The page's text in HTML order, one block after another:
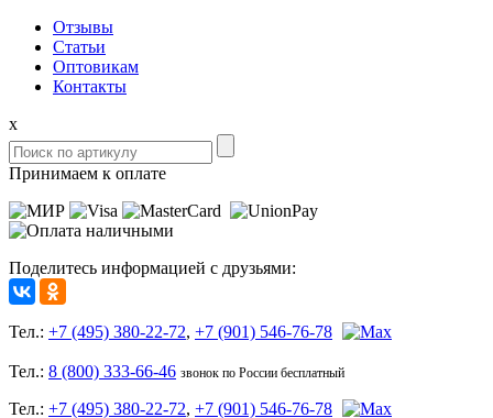
Отзывы
Статьи
Оптовикам
Контакты
x
Принимаем к оплате
Поделитесь информацией с друзьями:
Тел.: +7 (495) 380-22-72, +7 (901) 546-76-78
Тел.: 8 (800) 333-66-46 звонок по России бесплатный
Тел.: +7 (495) 380-22-72, +7 (901) 546-76-78